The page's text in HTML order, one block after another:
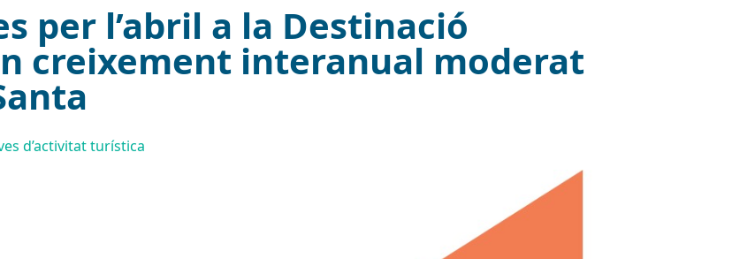
per l’abril a la Destinació
creixement interanual moderat
d’activitat turística